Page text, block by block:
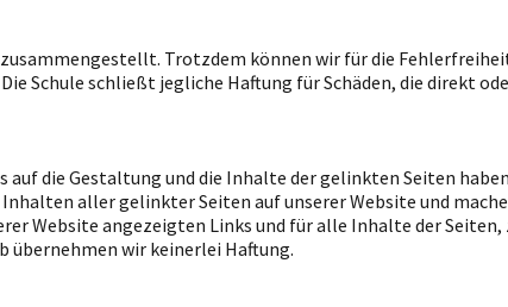
Trotzdem können wir für die
Schule schließt jegliche Haftung für Schäden, die direkt
die Gestaltung und die Inhalte der gelinkten Seiten
aller gelinkter Seiten auf unserer Website und
Website angezeigten Links und für alle Inhalte der Seiten,
übernehmen wir keinerlei Haftung.